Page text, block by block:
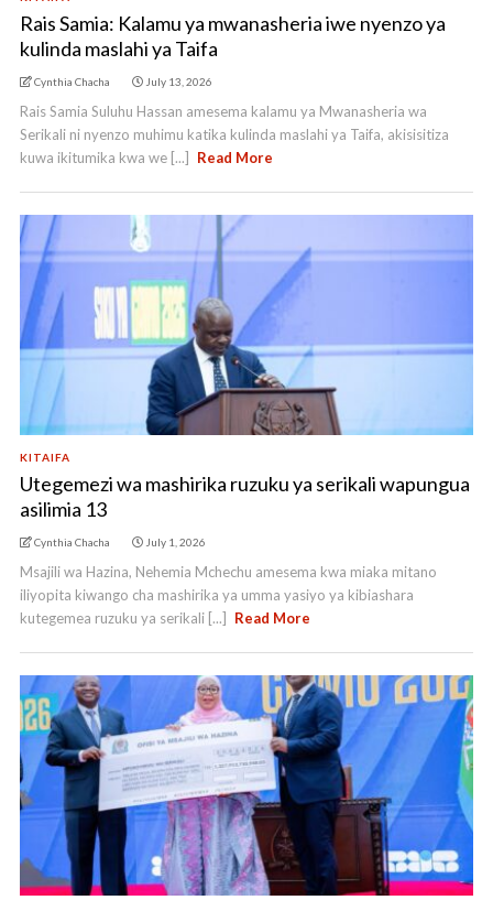
Rais Samia: Kalamu ya mwanasheria iwe nyenzo ya
kulinda maslahi ya Taifa
Cynthia Chacha July 13, 2026
Rais Samia Suluhu Hassan amesema kalamu ya Mwanasheria wa
Serikali ni nyenzo muhimu katika kulinda maslahi ya Taifa, akisisitiza
kuwa ikitumika kwa we [...]
Read More
KITAIFA
Utegemezi wa mashirika ruzuku ya serikali wapungua
asilimia 13
Cynthia Chacha July 1, 2026
Msajili wa Hazina, Nehemia Mchechu amesema kwa miaka mitano
iliyopita kiwango cha mashirika ya umma yasiyo ya kibiashara
kutegemea ruzuku ya serikali [...]
Read More